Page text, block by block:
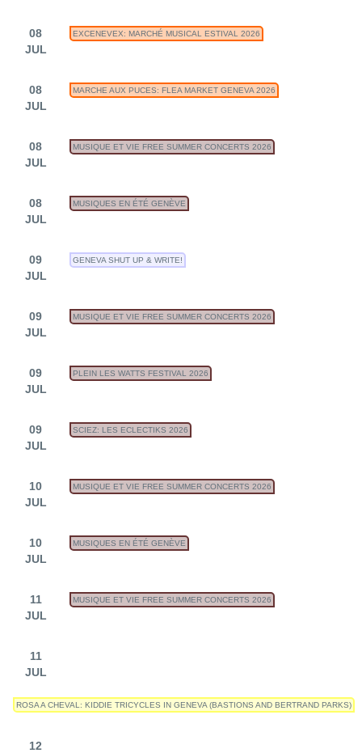
08
JUL
EXCENEVEX: MARCHÉ MUSICAL ESTIVAL 2026
08
JUL
MARCHE AUX PUCES: FLEA MARKET GENEVA 2026
08
JUL
MUSIQUE ET VIE FREE SUMMER CONCERTS 2026
08
JUL
MUSIQUES EN ÉTÉ GENÈVE
09
JUL
GENEVA SHUT UP & WRITE!
09
JUL
MUSIQUE ET VIE FREE SUMMER CONCERTS 2026
09
JUL
PLEIN LES WATTS FESTIVAL 2026
09
JUL
SCIEZ: LES ECLECTIKS 2026
10
JUL
MUSIQUE ET VIE FREE SUMMER CONCERTS 2026
10
JUL
MUSIQUES EN ÉTÉ GENÈVE
11
JUL
MUSIQUE ET VIE FREE SUMMER CONCERTS 2026
11
JUL
ROSA A CHEVAL: KIDDIE TRICYCLES IN GENEVA (BASTIONS AND BERTRAND PARKS)
12